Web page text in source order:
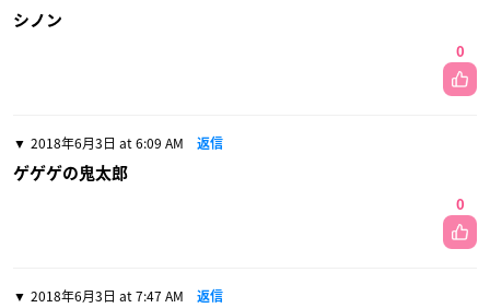
シノン
0
2018年6月3日 at 6:09 AM 返信
ゲゲゲの鬼太郎
0
2018年6月3日 at 7:47 AM 返信